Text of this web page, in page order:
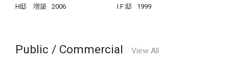
H邸 増築 2006 I.F 邸 1999
Public / Commercial View All